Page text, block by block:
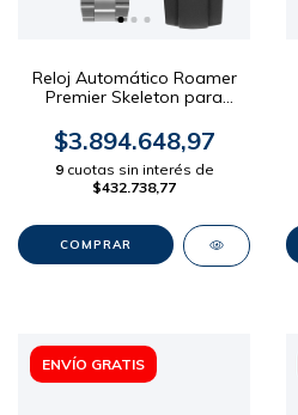
Reloj Automático Roamer
Premier Skeleton para
extra Silicona) Dial Negro
42mm
$3.894.648,97
9 cuotas sin interés de
$432.738,77
ENVÍO GRATIS